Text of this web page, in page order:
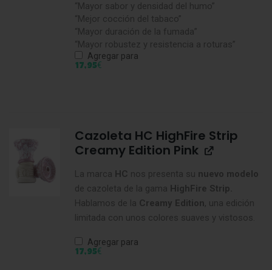
“Mayor sabor y densidad del humo”
“Mejor cocción del tabaco”
“Mayor duración de la fumada”
“Mayor robustez y resistencia a roturas”
Agregar para
17,95€
Cazoleta HC HighFire Strip
Creamy Edition Pink
La marca HC nos presenta su nuevo modelo
de cazoleta de la gama HighFire Strip.
Hablamos de la Creamy Edition, una edición
limitada con unos colores suaves y vistosos.
Agregar para
17,95€